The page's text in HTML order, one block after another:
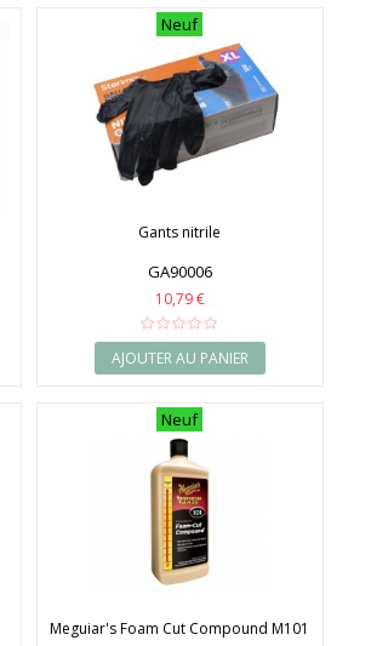
Neuf
Gants nitrile
GA90006
10,79 €
AJOUTER AU PANIER
Neuf
Meguiar's Foam Cut Compound M101